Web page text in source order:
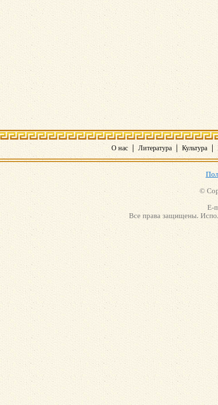
О нас Литература Культура
©
E-
Все права защищены.